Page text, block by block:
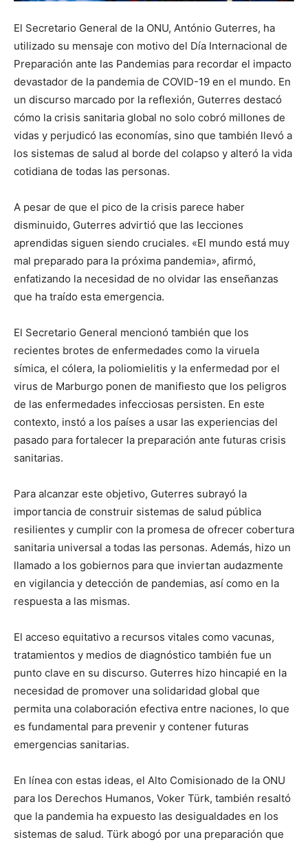
El Secretario General de la ONU, António Guterres, ha
utilizado su mensaje con motivo del Día Internacional de
Preparación ante las Pandemias para recordar el impacto
devastador de la pandemia de COVID-19 en el mundo. En
un discurso marcado por la reflexión, Guterres destacó
cómo la crisis sanitaria global no solo cobró millones de
vidas y perjudicó las economías, sino que también llevó a
los sistemas de salud al borde del colapso y alteró la vida
cotidiana de todas las personas.
A pesar de que el pico de la crisis parece haber
disminuido, Guterres advirtió que las lecciones
aprendidas siguen siendo cruciales. «El mundo está muy
mal preparado para la próxima pandemia», afirmó,
enfatizando la necesidad de no olvidar las enseñanzas
que ha traído esta emergencia.
El Secretario General mencionó también que los
recientes brotes de enfermedades como la viruela
símica, el cólera, la poliomielitis y la enfermedad por el
virus de Marburgo ponen de manifiesto que los peligros
de las enfermedades infecciosas persisten. En este
contexto, instó a los países a usar las experiencias del
pasado para fortalecer la preparación ante futuras crisis
sanitarias.
Para alcanzar este objetivo, Guterres subrayó la
importancia de construir sistemas de salud pública
resilientes y cumplir con la promesa de ofrecer cobertura
sanitaria universal a todas las personas. Además, hizo un
llamado a los gobiernos para que inviertan audazmente
en vigilancia y detección de pandemias, así como en la
respuesta a las mismas.
El acceso equitativo a recursos vitales como vacunas,
tratamientos y medios de diagnóstico también fue un
punto clave en su discurso. Guterres hizo hincapié en la
necesidad de promover una solidaridad global que
permita una colaboración efectiva entre naciones, lo que
es fundamental para prevenir y contener futuras
emergencias sanitarias.
En línea con estas ideas, el Alto Comisionado de la ONU
para los Derechos Humanos, Voker Türk, también resaltó
que la pandemia ha expuesto las desigualdades en los
sistemas de salud. Türk abogó por una preparación que